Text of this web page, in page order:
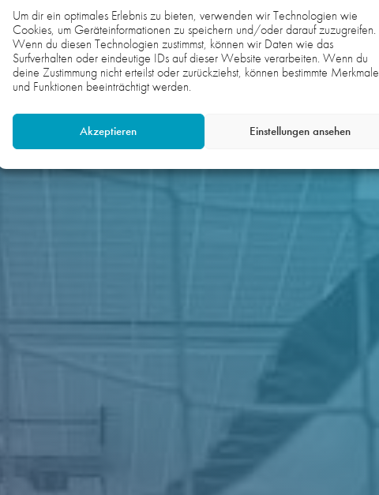
Um dir ein optimales Erlebnis zu bieten, verwenden wir Technologien wie
Cookies, um Geräteinformationen zu speichern und/oder darauf zuzugreifen.
Wenn du diesen Technologien zustimmst, können wir Daten wie das
Surfverhalten oder eindeutige IDs auf dieser Website verarbeiten. Wenn du
deine Zustimmung nicht erteilst oder zurückziehst, können bestimmte Merkmale
und Funktionen beeinträchtigt werden.
Akzeptieren Einstellungen ansehen